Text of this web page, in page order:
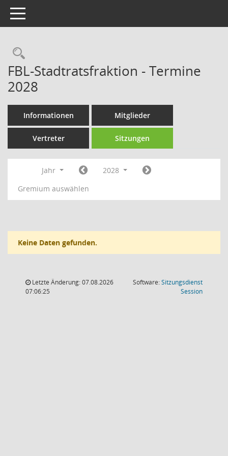
Toggle navigation
Rechercheauswahl
FBL-Stadtratsfraktion - Termine
2028
Informationen Mitglieder
Vertreter Sitzungen
Jahr
2028
Gremium auswählen
Keine Daten gefunden.
Letzte Änderung: 07.08.2026
07:06:25
Software:Sitzungsdienst
Session(Wird in